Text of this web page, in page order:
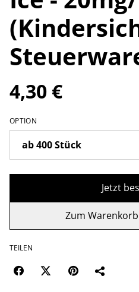
4,30 €
OPTION
Jetzt
Zum
TEILEN